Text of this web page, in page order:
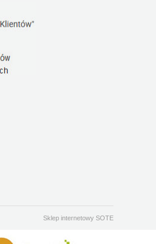
Sklep internetowy SOTE